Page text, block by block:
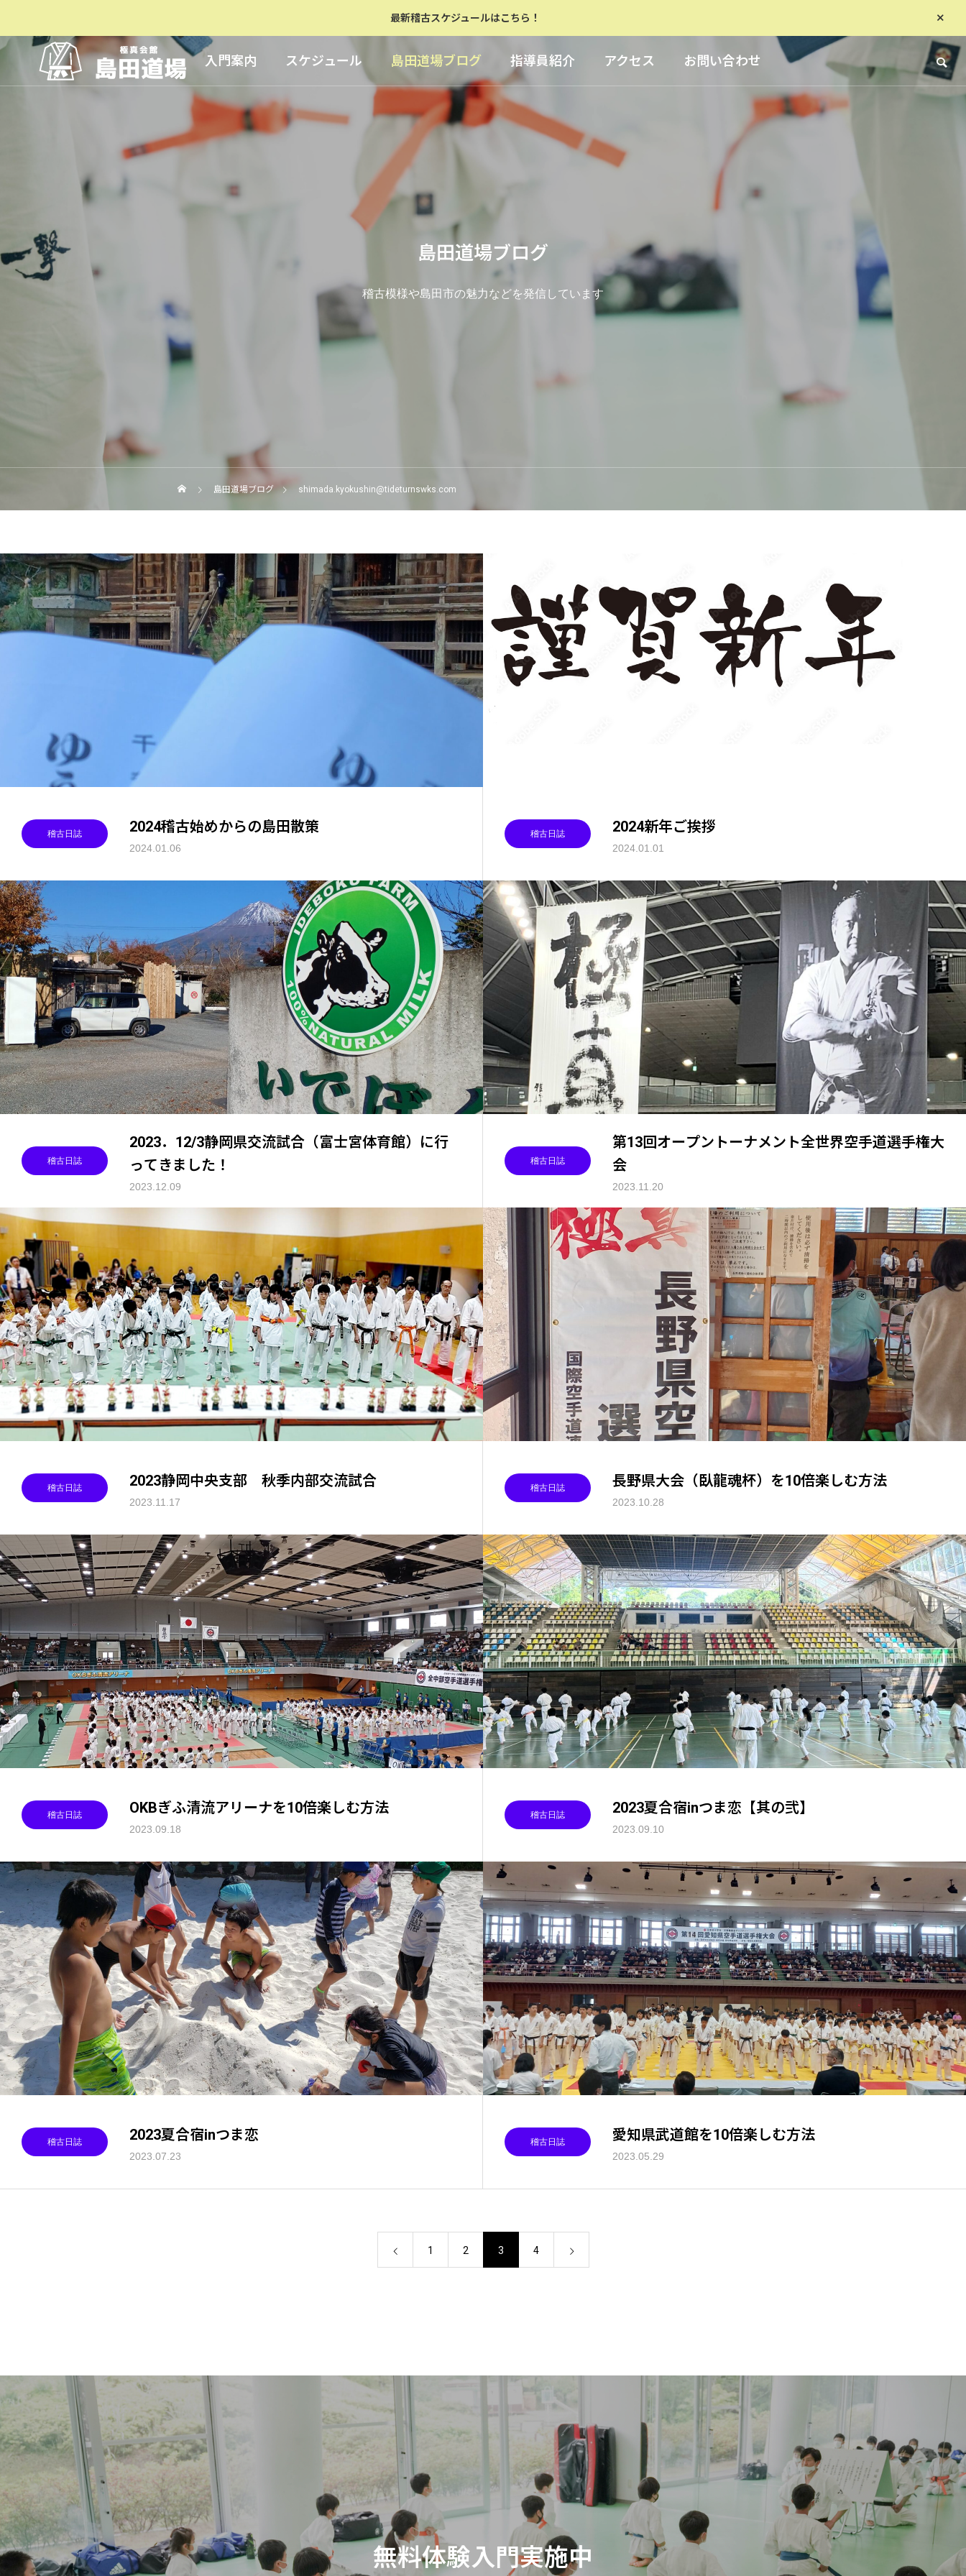
最新稽古スケジュールはこちら！
入門案内 スケジュール 島田道場ブログ 指導員紹介 アクセス お問い合わせ
島田道場ブログ
稽古模様や島田市の魅力などを発信しています
島田道場ブログ shimada.kyokushin@tideturnswks.com
稽古日誌 2024稽古始めからの島田散策
2024.01.06
稽古日誌 2024新年ご挨拶
2024.01.01
稽古日誌
2023．12/3静岡県交流試合（富士宮体育館）に行
ってきました！
2023.12.09
稽古日誌
第13回オープントーナメント全世界空手道選手権大
会
2023.11.20
稽古日誌 2023静岡中央支部 秋季内部交流試合
2023.11.17
稽古日誌 長野県大会（臥龍魂杯）を10倍楽しむ方法
2023.10.28
稽古日誌 OKBぎふ清流アリーナを10倍楽しむ方法
2023.09.18
稽古日誌 2023夏合宿inつま恋【其の弐】
2023.09.10
稽古日誌 2023夏合宿inつま恋
2023.07.23
稽古日誌 愛知県武道館を10倍楽しむ方法
2023.05.29
1 2 3 4
無料体験入門実施中